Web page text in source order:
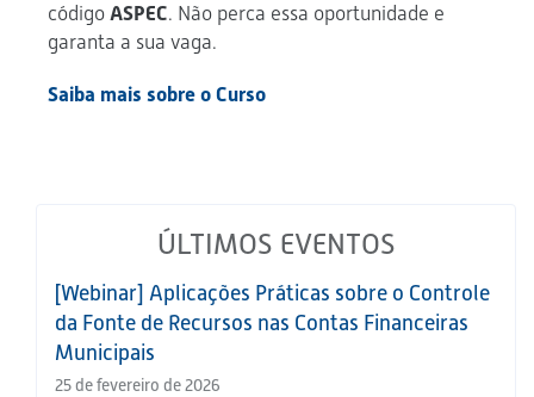
código ASPEC. Não perca essa oportunidade e
garanta a sua vaga.
Saiba mais sobre o Curso
ÚLTIMOS EVENTOS
[Webinar] Aplicações Práticas sobre o Controle
da Fonte de Recursos nas Contas Financeiras
Municipais
25 de fevereiro de 2026